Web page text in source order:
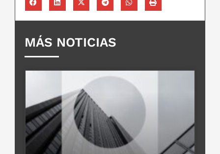
MÁS NOTICIAS